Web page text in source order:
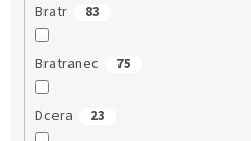
Bratr 83
Bratranec 75
Dcera 23